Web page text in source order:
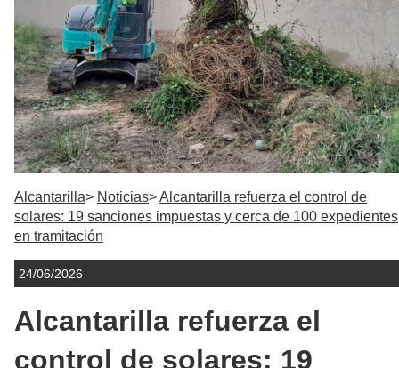
Alcantarilla Noticias
Alcantarilla refuerza el control de
solares: 19 sanciones impuestas y cerca de 100 expedientes
en tramitación
24/06/2026
Alcantarilla refuerza el
control de solares: 19